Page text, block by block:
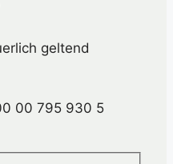
geltend
00 795 930 5